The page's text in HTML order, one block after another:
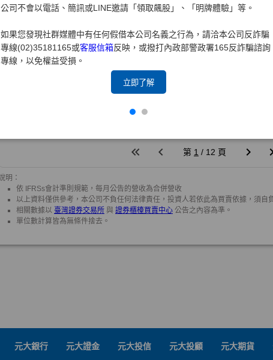
公司不會以電話、簡訊或LINE邀請「領取飆股」、「明牌體驗」等。
如果您發現社群媒體中有任何假借本公司名義之行為，請洽本公司反詐騙
專線(02)35181165或客服信箱反映，或撥打內政部警政署165反詐騙諮詢
專線，以免權益受損。
立即了解
元大銀行 元大證金 元大投信 元大投顧 元大期貨